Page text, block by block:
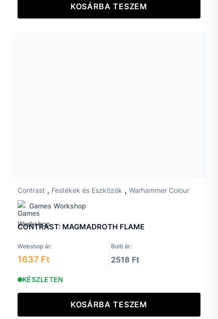
KOSÁRBA TESZEM
Contrast , Festékek és Eszközök , Warhammer Colour
Games Workshop
CONTRAST: MAGMADROTH FLAME
Webshop ár: Bolti ár:
1637 Ft 2518 Ft
KÉSZLETEN
KOSÁRBA TESZEM